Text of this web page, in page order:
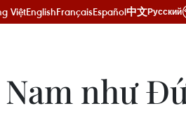
ViệtEnglishFrançaisEspañol中文Русский
như